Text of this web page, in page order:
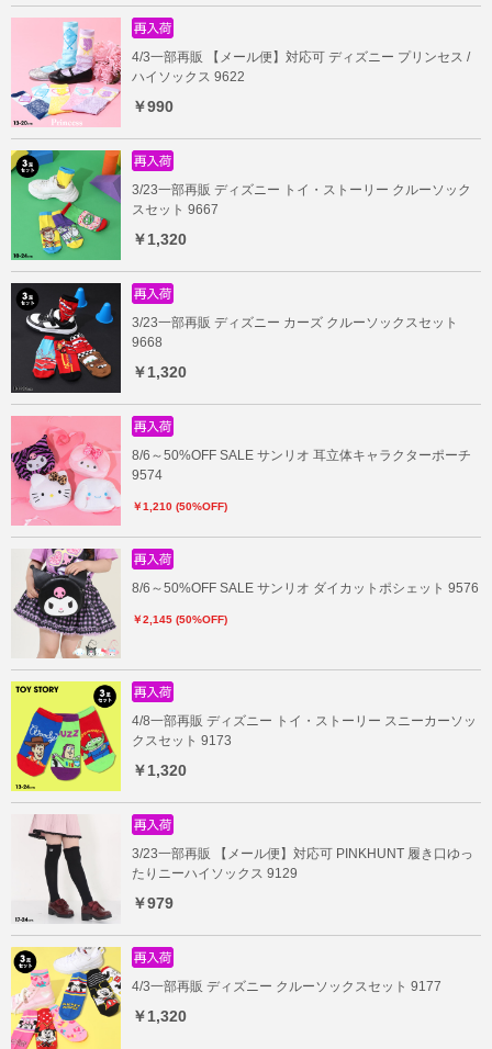
4/3一部再販 【メール便】対応可 ディズニー プリンセス /
ハイソックス 9622
￥990
3/23一部再販 ディズニー トイ・ストーリー クルーソック
スセット 9667
￥1,320
3/23一部再販 ディズニー カーズ クルーソックスセット
9668
￥1,320
8/6～50%OFF SALE サンリオ 耳立体キャラクターポーチ
9574
￥1,210 (50%OFF)
8/6～50%OFF SALE サンリオ ダイカットポシェット 9576
￥2,145 (50%OFF)
4/8一部再販 ディズニー トイ・ストーリー スニーカーソッ
クスセット 9173
￥1,320
3/23一部再販 【メール便】対応可 PINKHUNT 履き口ゆっ
たりニーハイソックス 9129
￥979
4/3一部再販 ディズニー クルーソックスセット 9177
￥1,320